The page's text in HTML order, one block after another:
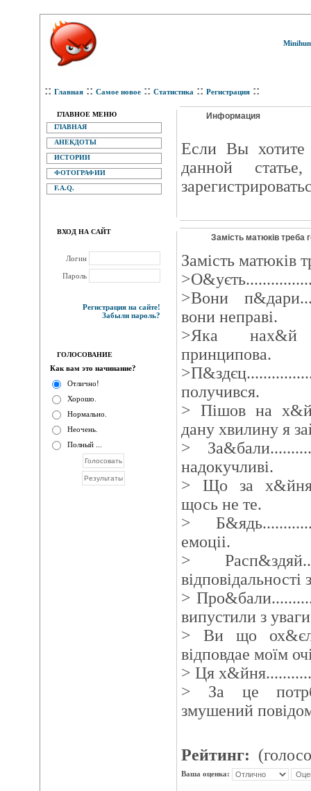
:: Главная :: Самое новое :: Статистика :: Регистрация ::
ГЛАВНОЕ МЕНЮ
ГЛАВНАЯ
АНЕКДОТЫ
ИСТОРИИ
ФОТОГРАФИИ
F.A.Q.
ВХОД НА САЙТ
Логин
Пароль
Регистрация на сайте!
Забыли пароль?
ГОЛОСОВАНИЕ
Как вам это начинание?
Отлично!
Хорошо.
Нормально.
Неочень.
Полный ...
Информация
Eсли Вы хотите
данной
Замiсть матюків треба
Замiсть матюків
>Вони
вони неправi.
>Яка нах&й
принципова.
получився.
> Пішов на
дану хвилину я
>
надокучливi.
> Що за
щось не те.
>
емоцii.
>
>
випустили з
> Ви що
вiдповдае моїм
> Ця
> За це
змушений
Рейтинг:
Ваша оценка: